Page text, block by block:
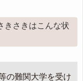
きさきはこんな状
の難関大学を受け